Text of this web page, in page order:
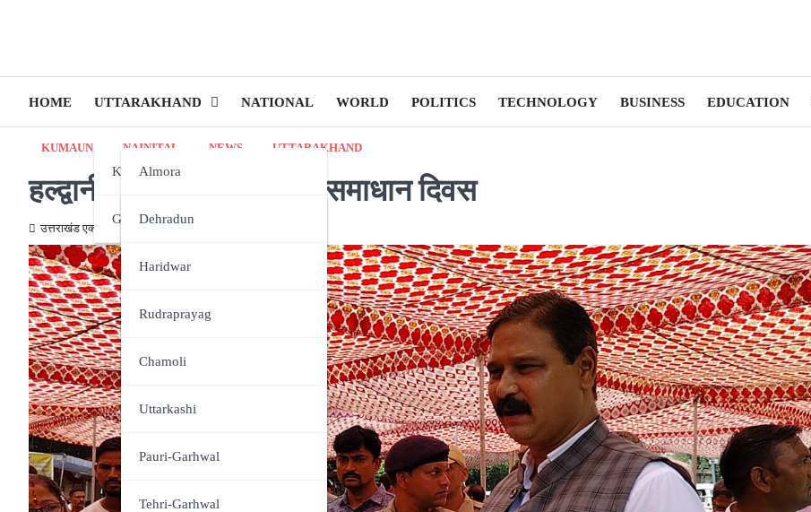
HOME UTTARAKHAND
KumaunAlmora
Bageshwar
Champawat
Nainital
Pithoragarh
Udham Singh Nagar
GarhwalDehradun
Haridwar
Rudraprayag
Chamoli
Uttarkashi
Pauri-Garhwal
Tehri-Garhwal
NATIONAL WORLD POLITICS TECHNOLOGY BUSINESS EDUCATION
KUMAUN NAINITAL NEWS UTTARAKHAND
हल्द्वानी में आयोजित हुआ जनसमाधान दिवस
उत्तराखंड एक्स्प्रेस न्यूज़